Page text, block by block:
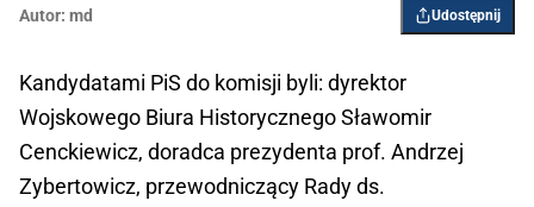
Autor: md Udostępnij
Kandydatami PiS do komisji byli: dyrektor
Wojskowego Biura Historycznego Sławomir
Cenckiewicz, doradca prezydenta prof. Andrzej
Zybertowicz, przewodniczący Rady ds.